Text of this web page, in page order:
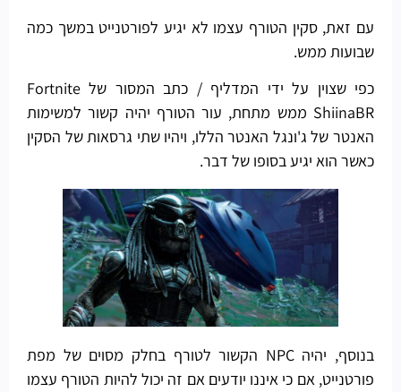
עם זאת, סקין הטורף עצמו לא יגיע לפורטנייט במשך כמה
שבועות ממש.
כפי שצוין על ידי המדליף / כתב המסור של Fortnite
ShiinaBR ממש מתחת, עור הטורף יהיה קשור למשימות
האנטר של ג'ונגל האנטר הללו, ויהיו שתי גרסאות של הסקין
כאשר הוא יגיע בסופו של דבר.
בנוסף, יהיה NPC הקשור לטורף בחלק מסוים של מפת
פורטנייט, אם כי איננו יודעים אם זה יכול להיות הטורף עצמו